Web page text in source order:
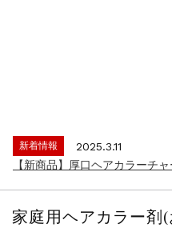
新着情報
2025.3.11
【新商品】厚口ヘアカラーチ
新着情報
2026.7.13
家庭用ヘアカラー剤